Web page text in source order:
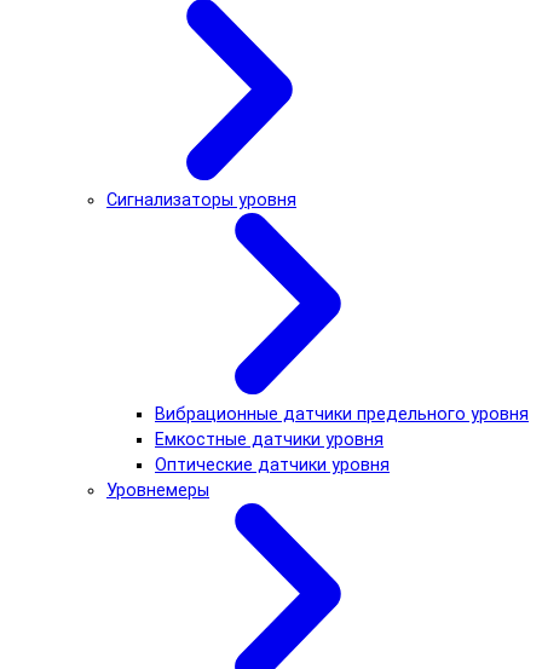
Сигнализаторы уровня
Вибрационные датчики предельного уровня
Емкостные датчики уровня
Оптические датчики уровня
Уровнемеры